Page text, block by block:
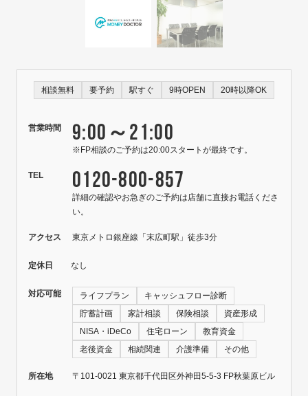
相談無料 要予約 駅すぐ 9時OPEN 20時以降OK
営業時間 9:00～21:00
※FP相談のご予約は20:00スタートが最終です。
TEL 0120-800-857
詳細の確認やお急ぎのご予約は店舗に直接お電話くださ
い。
アクセス 東京メトロ銀座線「末広町駅」徒歩3分
定休日 なし
対応可能 ライフプラン
キャッシュフロー診断
貯蓄計画
家計相談 保険相談
資産形成
NISA・iDeCo
住宅ローン
教育資金
老後資金
相続関連 介護準備 その他
所在地 〒101-0021 東京都千代田区外神田5-5-3 FP秋葉原ビル